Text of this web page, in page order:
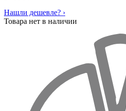
Нашли дешевле? ›
Товара нет в наличии